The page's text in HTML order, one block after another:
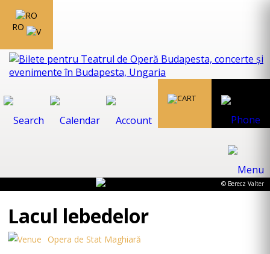
RO
© Berecz Valter
Lacul lebedelor
Opera de Stat Maghiară